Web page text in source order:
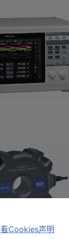
Cookies声明